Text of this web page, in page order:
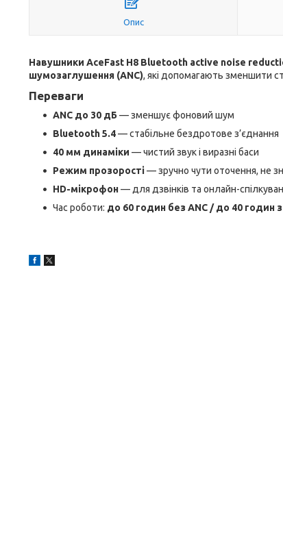
Опис
Навушники AceFast H8 Bluetooth active noise
шумозаглушення (ANC), які допомагають зменшити
Переваги
ANC до 30 дБ — зменшує фоновий шум
Bluetooth 5.4— стабільне бездротове з’єднання
40 мм динаміки — чистий звук і виразні баси
Режим прозорості— зручно чути оточення, не
HD-мікрофон— для дзвінків та онлайн-
Час роботи: до 60 годин без ANC / до 40 годин з